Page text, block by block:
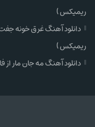
ریمیکس )
دانلود آهنگ غرق خونه
ریمیکس )
دانلود آهنگ مه جان مار